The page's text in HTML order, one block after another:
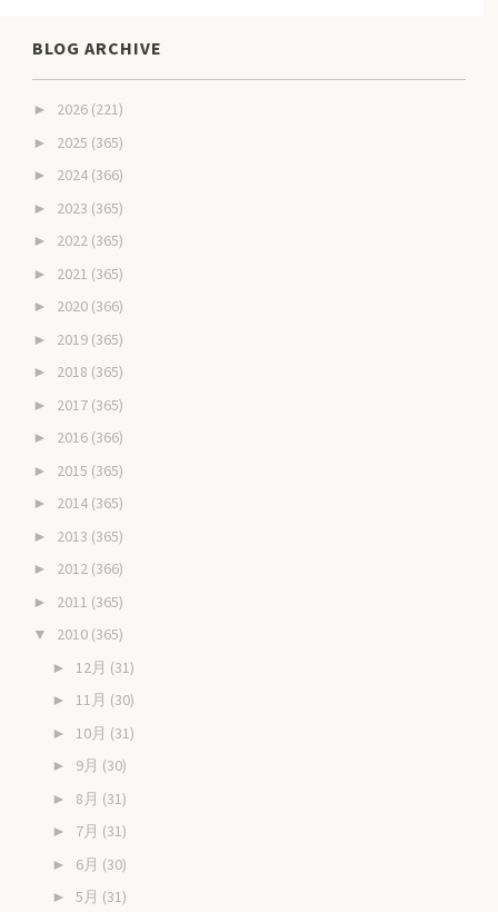
BLOG ARCHIVE
► 2026 (221)
► 2025 (365)
► 2024 (366)
► 2023 (365)
► 2022 (365)
► 2021 (365)
► 2020 (366)
► 2019 (365)
► 2018 (365)
► 2017 (365)
► 2016 (366)
► 2015 (365)
► 2014 (365)
► 2013 (365)
► 2012 (366)
► 2011 (365)
▼ 2010 (365)
► 12月 (31)
► 11月 (30)
► 10月 (31)
► 9月 (30)
► 8月 (31)
► 7月 (31)
► 6月 (30)
► 5月 (31)